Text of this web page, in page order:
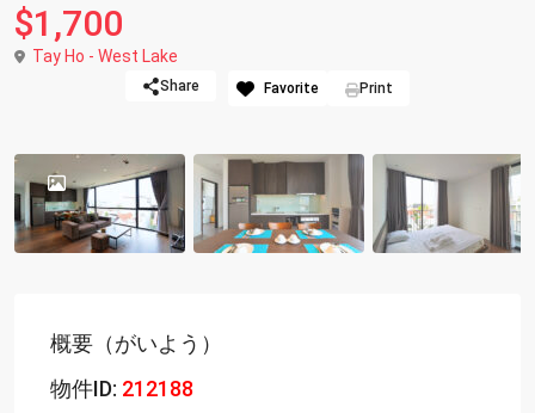
$1,700
Tay Ho - West Lake
Share Favorite Print
概要（がいよう）
物件ID: 212188